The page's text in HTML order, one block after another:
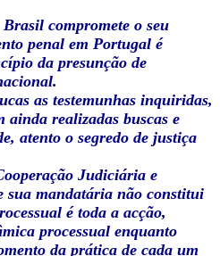
compromete o seu
penal em Portugal é
da presunção de
as testemunhas inquiridas,
ainda realizadas buscas e
atento o segredo de justiça
Judiciária e
sua mandatária não constitui
é toda a acção,
processual enquanto
da prática de cada um